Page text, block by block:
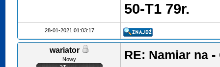
50-T1 79r.
28-01-2021 01:03:17
wariator
Nowy RE: Namiar na